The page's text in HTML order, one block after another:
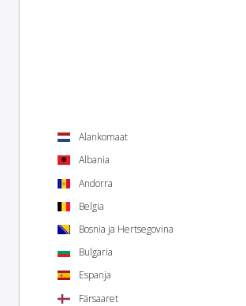
Alankomaat
Albania
Andorra
Belgia
Bosnia ja Hertsegovina
Bulgaria
Espanja
Färsaaret